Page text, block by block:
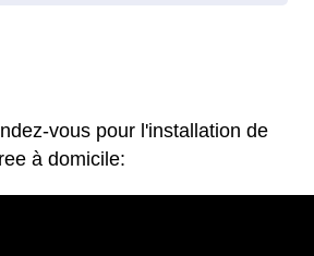
vous pour l'installation de
à domicile: